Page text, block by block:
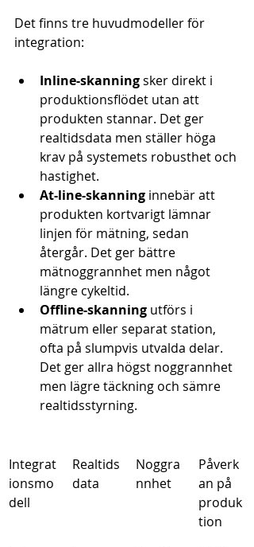
Det finns tre huvudmodeller för
integration:
Inline-skanning sker direkt i
produktionsflödet utan att
produkten stannar. Det ger
realtidsdata men ställer höga
krav på systemets robusthet och
hastighet.
At-line-skanning innebär att
produkten kortvarigt lämnar
linjen för mätning, sedan
återgår. Det ger bättre
mätnoggrannhet men något
längre cykeltid.
Offline-skanning utförs i
mätrum eller separat station,
ofta på slumpvis utvalda delar.
Det ger allra högst noggrannhet
men lägre täckning och sämre
realtidsstyrning.
Integrat
ionsmo
dell
Realtids
data
Noggra
nnhet
Påverk
an på
produk
tion